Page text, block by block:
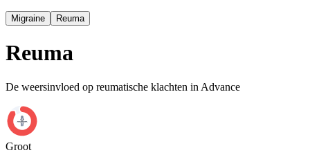
Migraine Reuma
Reuma
De weersinvloed op reumatische klachten in Advance
Groot